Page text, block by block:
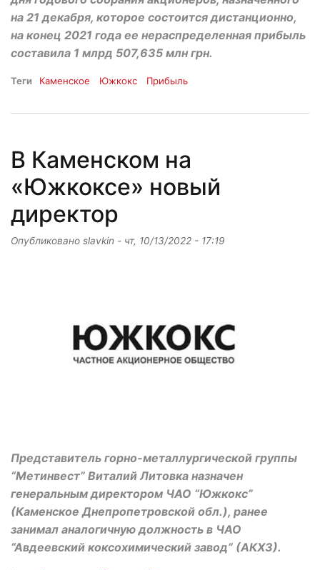
на 21 декабря, которое состоится дистанционно,
на конец 2021 года ее нераспределенная прибыль
составила 1 млрд 507,635 млн грн.
Теги Каменское Южкокс Прибыль
В Каменском на
«Южкоксе» новый
директор
Опубликовано slavkin - чт, 10/13/2022 - 17:19
Представитель горно-металлургической группы
“Метинвест” Виталий Литовка назначен
генеральным директором ЧАО “Южкокс”
(Каменское Днепропетровской обл.), ранее
занимал аналогичную должность в ЧАО
“Авдеевский коксохимический завод” (АКХЗ).